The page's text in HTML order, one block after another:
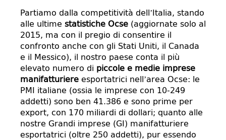
Partiamo dalla competitività dell’Italia, stando
alle ultime statistiche Ocse (aggiornate solo al
2015, ma con il pregio di consentire il
confronto anche con gli Stati Uniti, il Canada
e il Messico), il nostro paese conta il più
elevato numero di piccole e medie imprese
manifatturiere esportatrici nell’area Ocse: le
PMI italiane (ossia le imprese con 10-249
addetti) sono ben 41.386 e sono prime per
export, con 170 miliardi di dollari; quanto alle
nostre Grandi imprese (GI) manifatturiere
esportatrici (oltre 250 addetti), pur essendo